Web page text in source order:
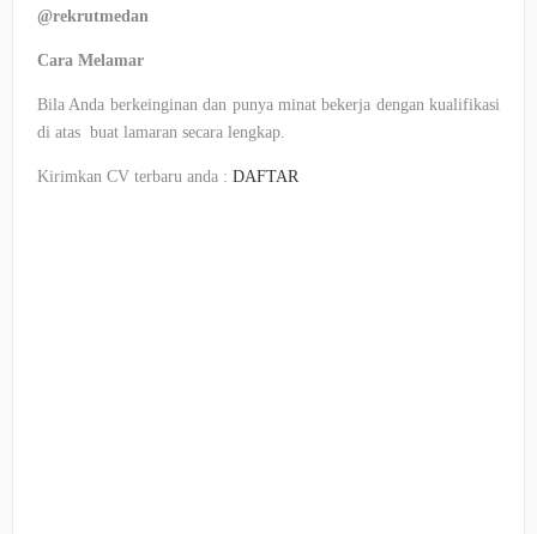
@rekrutmedan
Cara Melamar
Bila Anda berkeinginan dan punya minat bekerja dengan kualifikasi
di atas buat lamaran secara lengkap.
Kirimkan CV terbaru anda : DAFTAR